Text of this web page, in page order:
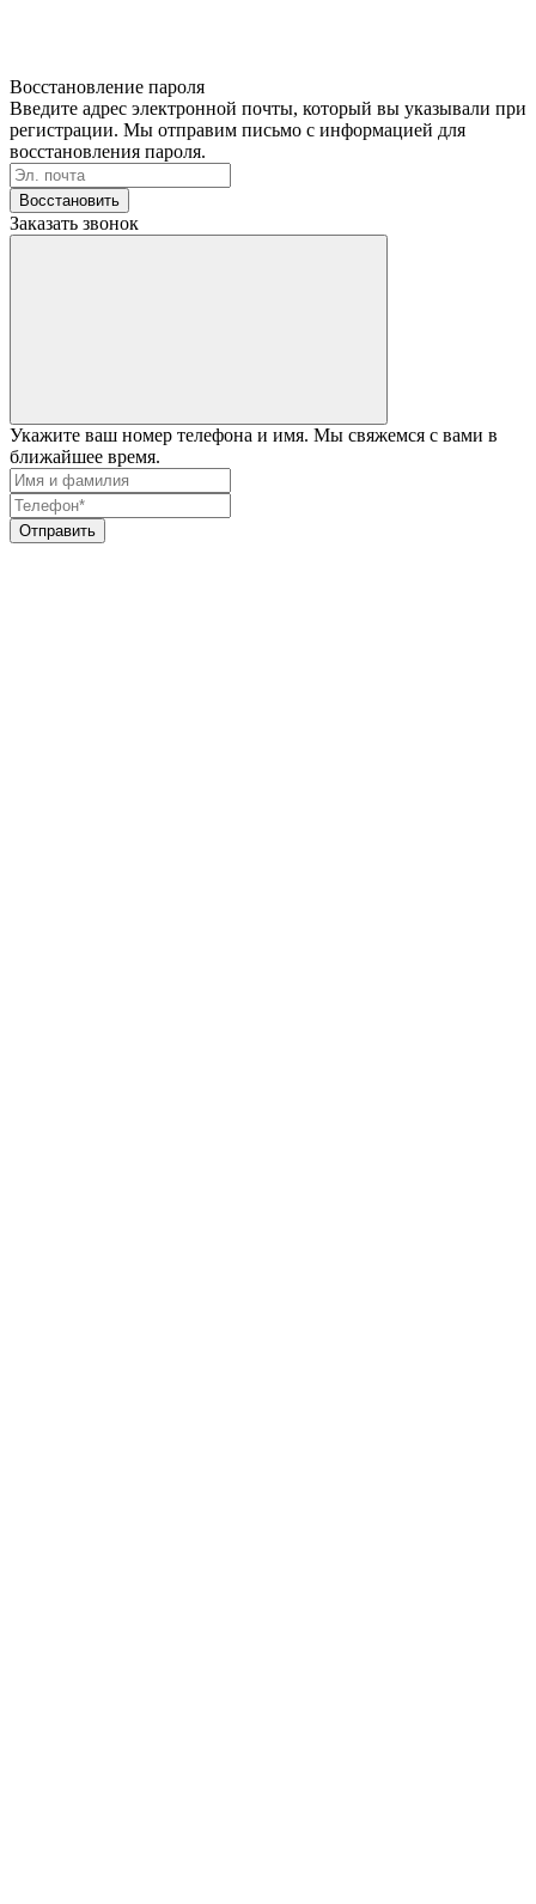
Восстановление пароля
Введите адрес электронной почты, который вы указывали при
регистрации. Мы отправим письмо с информацией для
восстановления пароля.
Восстановить
Заказать звонок
Укажите ваш номер телефона и имя. Мы свяжемся с вами в
ближайшее время.
Отправить